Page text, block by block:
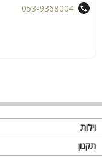
053-9368004
וילות
תקנון